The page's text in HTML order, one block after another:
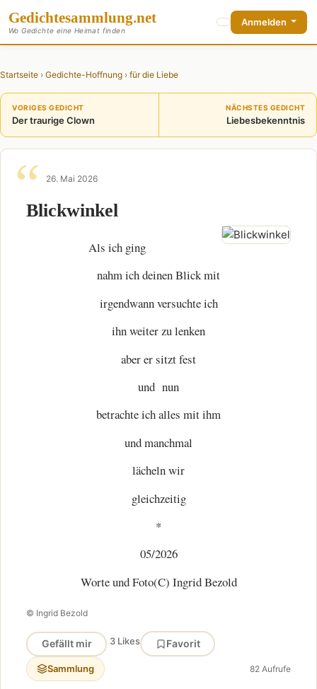
Gedichtesammlung.net
Wo Gedichte eine Heimat finden
Anmelden
Startseite › Gedichte-Hoffnung › für die Liebe
VORIGES GEDICHT
Der traurige Clown
NÄCHSTES GEDICHT
Liebesbekenntnis
26. Mai 2026
Blickwinkel
Als ich ging
nahm ich deinen Blick mit
irgendwann versuchte ich
ihn weiter zu lenken
aber er sitzt fest
und nun
betrachte ich alles mit ihm
und manchmal
lächeln wir
gleichzeitig
*
05/2026
Worte und Foto(C) Ingrid Bezold
© Ingrid Bezold
Gefällt mir 3 Likes Favorit
Sammlung 82 Aufrufe